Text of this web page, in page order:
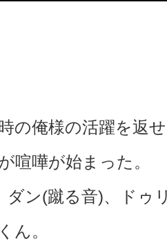
の俺様の活躍を返せ
喧嘩が始まった。
ダン(蹴る音)、ドゥ
ん。